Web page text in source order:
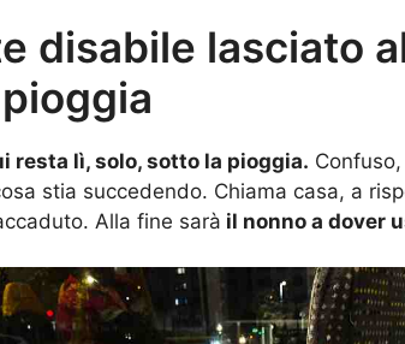
disabile lasciato
resta lì, solo, sotto la pioggia.
stia succedendo. Chiama casa, a
Alla fine sarà il nonno a dover